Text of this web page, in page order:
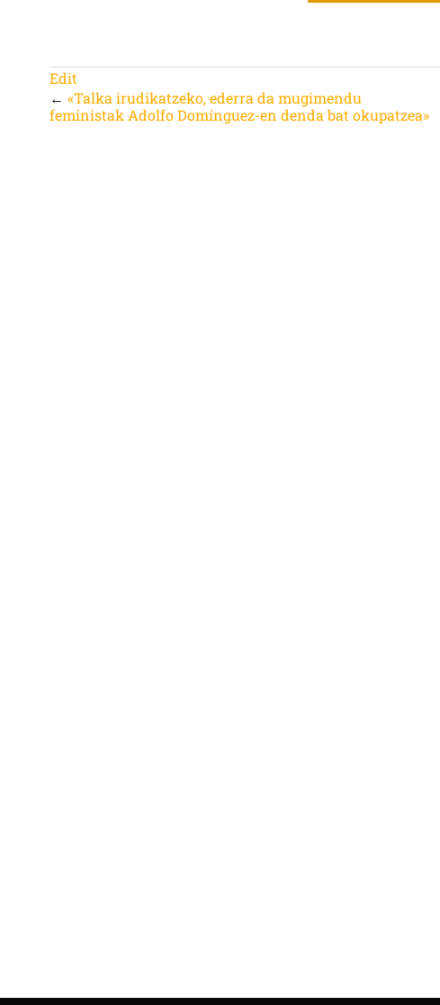
Edit
←«Talka irudikatzeko, ederra da mugimendu
feministak Adolfo Domínguez-en denda bat okupatzea»